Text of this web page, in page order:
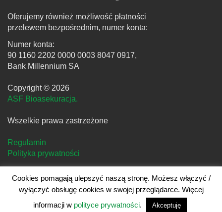
Oferujemy również możliwość płatności
przelewem bezpośrednim, numer konta:
Numer konta:
90 1160 2202 0000 0003 8047 0917,
Bank Millennium SA
Copyright © 2026
ASF Bioasekuracja.
Wszelkie prawa zastrzeżone
Regulamin
Polityka prywatności
Projekt i realizacjaclivio.pl
Cookies pomagają ulepszyć naszą stronę. Możesz włączyć /
wyłączyć obsługę cookies w swojej przeglądarce. Więcej
informacji w polityce prywatności. Akceptuję